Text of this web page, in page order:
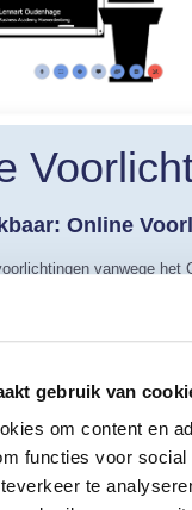
gebruik van
om content en
functies voor social
te
Online
vanwege het
kunnen gaan, introduceert
Laat uw leerlingen
conferenties, 15
het mogelijk om te
te bekijken.
overzichtelijk en
slimme automatische
digitaal polls te sturen: